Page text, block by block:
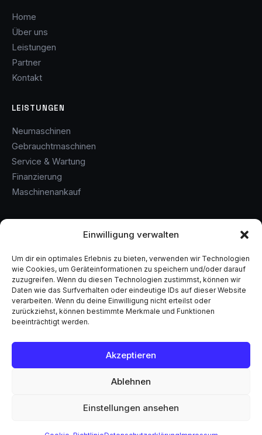
Einwilligung verwalten
Um dir ein optimales Erlebnis zu bieten, verwenden wir Technologien
wie Cookies, um Geräteinformationen zu speichern und/oder darauf
zuzugreifen. Wenn du diesen Technologien zustimmst, können wir
Daten wie das Surfverhalten oder eindeutige IDs auf dieser Website
verarbeiten. Wenn du deine Einwilligung nicht erteilst oder
zurückziehst, können bestimmte Merkmale und Funktionen
beeinträchtigt werden.
Akzeptieren
Ablehnen
Einstellungen ansehen
Home
Über uns
Leistungen
Partner
Kontakt
LEISTUNGEN
Neumaschinen
Gebrauchtmaschinen
Service & Wartung
Finanzierung
Maschinenankauf
KONTAKT
info@samstag-maschinen.de
Flörsheim am Main
Solingen
© 2026 Samstag Maschinentechnik GmbH. Alle Rechte
vorbehalten.
ImpressumDatenschutzAGB